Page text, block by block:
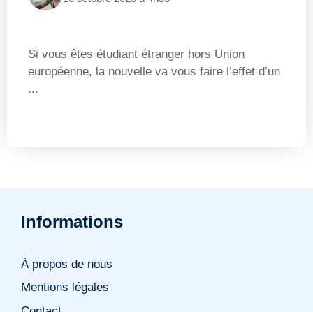
Si vous êtes étudiant étranger hors Union
européenne, la nouvelle va vous faire l’effet d’un
...
Informations
À propos de nous
Mentions légales